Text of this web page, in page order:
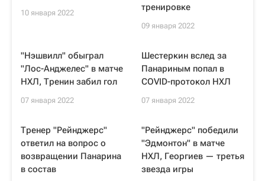
10 января 2022
тренировке
09 января 2022
"Нэшвилл" обыграл
"Лос-Анджелес" в матче
НХЛ, Тренин забил гол
07 января 2022
Шестеркин вслед за
Панариным попал в
COVID-протокол НХЛ
07 января 2022
Тренер "Рейнджерс"
ответил на вопрос о
возвращении Панарина
в состав
"Рейнджерс" победили
"Эдмонтон" в матче
НХЛ, Георгиев — третья
звезда игры